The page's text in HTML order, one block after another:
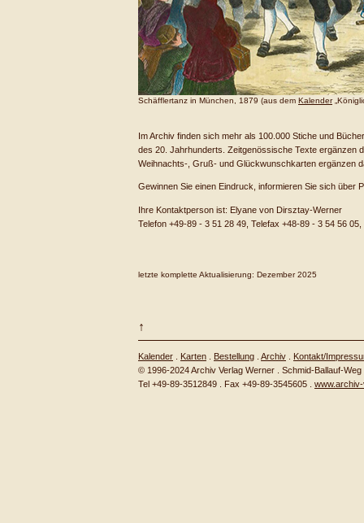
Schäfflertanz in München, 1879 (aus dem Kalender
Im Archiv finden sich mehr als 100.000 Stiche und
des 20. Jahrhunderts. Zeitgenössische Texte ergänzen
Weihnachts-, Gruß- und Glückwunschkarten ergänzen
Gewinnen Sie einen Eindruck, informieren Sie sich über
Ihre Kontaktperson ist: Elyane von Dirsztay-Werner
Telefon +49-89 - 3 51 28 49, Telefax +48-89 - 3 54 56 05,
letzte komplette Aktualisierung: Dezember 2025
↑
Kalender Karten Bestellung Archiv
Kontakt/
© 1996-2024 Archiv Verlag Werner . Schmid-Ballauf-
Tel +49-89-3512849 . Fax +49-89-3545605 .